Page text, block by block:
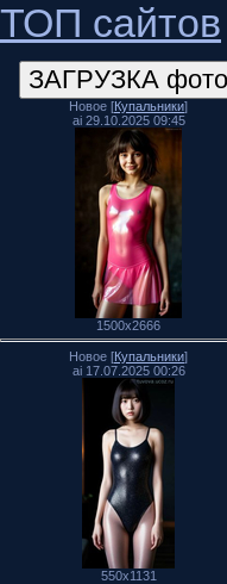
ТОП сайтов
Новое [Купальники]
ai 29.10.2025 09:45
1500x2666
Новое [Купальники]
ai 17.07.2025 00:26
550x1131